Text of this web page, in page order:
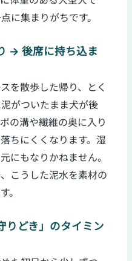
に集まりがちです。
→ 後席に持ち込ま
を散歩した帰り、とく
がついたまま犬が後
の溝や繊維の奥に入り
ちにくくなります。湿
にもなりかねません。
こうした泥水を素材の
。
りどき」のタイミン